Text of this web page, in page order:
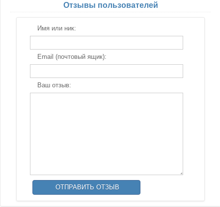
Отзывы пользователей
Имя или ник:
Email (почтовый ящик):
Ваш отзыв: